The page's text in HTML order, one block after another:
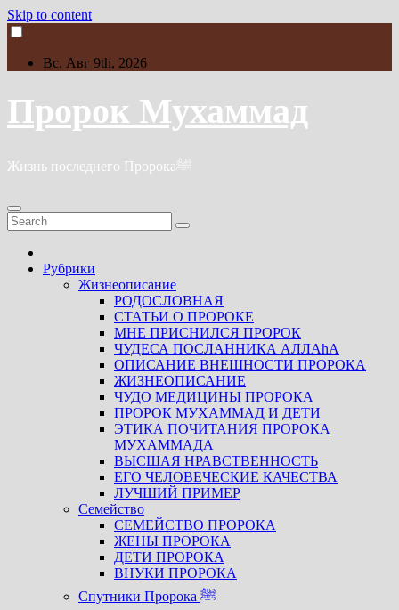
Skip to content
Вс. Авг 9th, 2026
Пророк Мухаммад
Жизнь последнего Пророкаﷺ
Рубрики
Жизнеописание
РОДОСЛОВНАЯ
СТАТЬИ О ПРОРОКЕ
МНЕ ПРИСНИЛСЯ ПРОРОК
ЧУДЕСА ПОСЛАННИКА АЛЛАhА
ОПИСАНИЕ ВНЕШНОСТИ ПРОРОКА
ЖИЗНЕОПИСАНИЕ
ЧУДО МЕДИЦИНЫ ПРОРОКА
ПРОРОК МУХАММАД И ДЕТИ
ЭТИКА ПОЧИТАНИЯ ПРОРОКА
МУХАММАДА
ВЫСШАЯ НРАВСТВЕННОСТЬ
ЕГО ЧЕЛОВЕЧЕСКИЕ КАЧЕСТВА
ЛУЧШИЙ ПРИМЕР
Семейство
СЕМЕЙСТВО ПРОРОКА
ЖЕНЫ ПРОРОКА
ДЕТИ ПРОРОКА
ВНУКИ ПРОРОКА
Спутники Пророка ﷺ